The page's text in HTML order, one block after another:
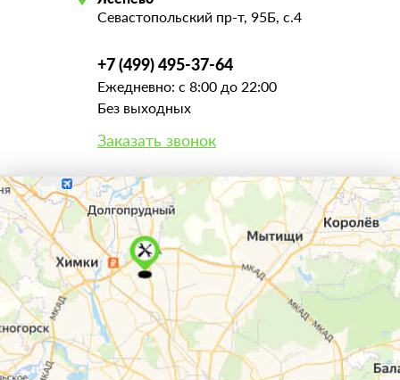
Севастопольский пр-т, 95Б, с.4
+7 (499) 495-37-64
Ежедневно: с 8:00 до 22:00
Без выходных
Заказать звонок